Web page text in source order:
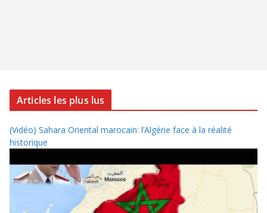
Articles les plus lus
(Vidéo) Sahara Oriental marocain: l’Algérie face à la réalité
historique